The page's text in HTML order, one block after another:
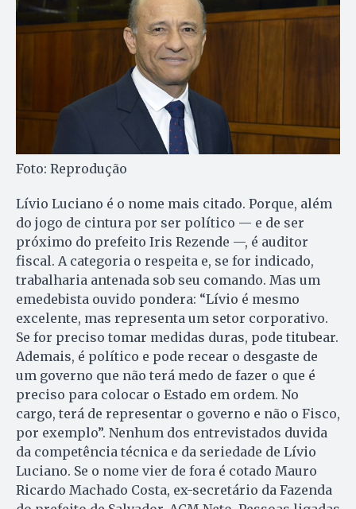
Foto: Reprodução
Lívio Luciano é o nome mais citado. Porque, além
do jogo de cintura por ser político — e de ser
próximo do prefeito Iris Rezende —, é auditor
fiscal. A categoria o respeita e, se for indicado,
trabalharia antenada sob seu comando. Mas um
emedebista ouvido pondera: “Lívio é mesmo
excelente, mas representa um setor corporativo.
Se for preciso tomar medidas duras, pode titubear.
Ademais, é político e pode recear o desgaste de
um governo que não terá medo de fazer o que é
preciso para colocar o Estado em ordem. No
cargo, terá de representar o governo e não o Fisco,
por exemplo”. Nenhum dos entrevistados duvida
da competência técnica e da seriedade de Lívio
Luciano. Se o nome vier de fora é cotado Mauro
Ricardo Machado Costa, ex-secretário da Fazenda